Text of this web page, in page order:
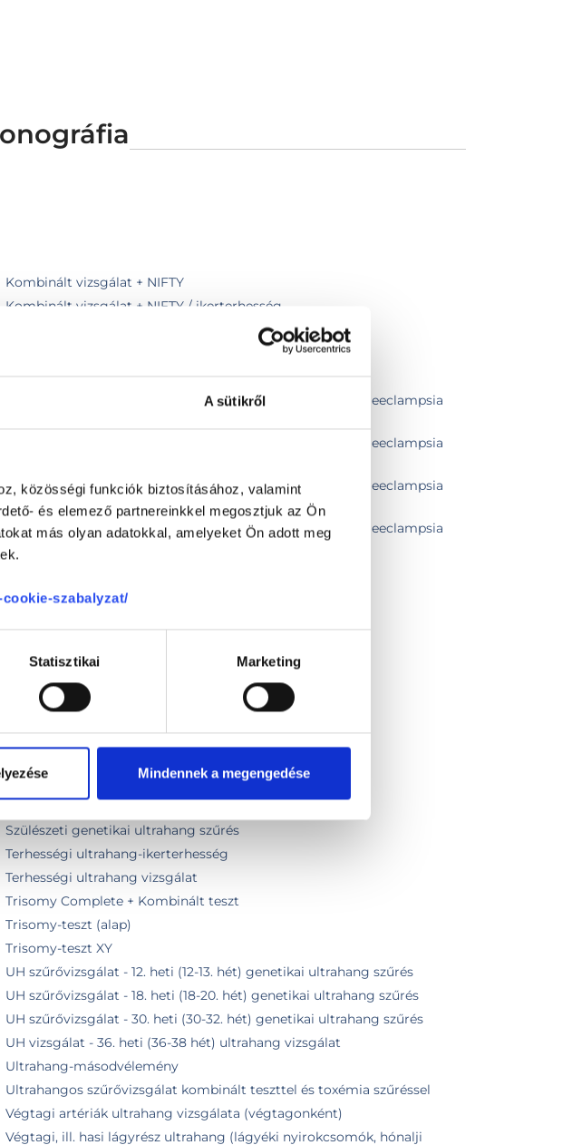
A sütikről
közösségi funkciók biztosításához, valamint
és elemező partnereinkkel megosztjuk az Ön
más olyan adatokkal, amelyeket Ön adott meg
szabalyzat/
Statisztikai Marketing
Mindennek a megengedése
Kombinált vizsgálat + NIFTY
Kombinált vizsgálat + NIFTY / ikerterhesség
Magzati flowmetria
Második trimeszteri genetikai ultrahang, koraszülés és praeeclampsia
Második trimeszteri genetikai ultrahang, koraszülés és praeeclampsia
Második trimeszteri genetikai ultrahang, koraszülés és praeeclampsia
kockázatbecsléssel + magzati szívultrahang szűrés
Második trimeszteri genetikai ultrahang, koraszülés és praeeclampsia
kockázatbecsléssel + magzati szívultrahang szűrés, iker
Nőgyógyászati ultrahang vizsgálat
Nyaki lágyrész ultrahang (nyirokcsomók, nyálmirigy)
Pajzsmirigy ultrahang
PrenaTest Alap
PrenaTest Optimum
Szívultrahang vizsgálat
Szülészeti genetikai ultrahang szűrés
Terhességi ultrahang-ikerterhesség
Terhességi ultrahang vizsgálat
Trisomy Complete + Kombinált teszt
Trisomy-teszt (alap)
Trisomy-teszt XY
UH szűrővizsgálat - 12. heti (12-13. hét) genetikai ultrahang szűrés
UH szűrővizsgálat - 18. heti (18-20. hét) genetikai ultrahang szűrés
UH szűrővizsgálat - 30. heti (30-32. hét) genetikai ultrahang szűrés
UH vizsgálat - 36. heti (36-38 hét) ultrahang vizsgálat
Ultrahang-másodvélemény
Ultrahangos szűrővizsgálat kombinált teszttel és toxémia szűréssel
Végtagi artériák ultrahang vizsgálata (végtagonként)
Végtagi, ill. hasi lágyrész ultrahang (lágyéki nyirokcsomók, hónalji